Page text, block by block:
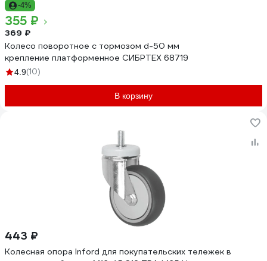
-4%
355 ₽
369 ₽
Колесо поворотное с тормозом d-50 мм
крепление платформенное СИБРТЕХ 68719
4.9(10)
В корзину
443 ₽
Колесная опора Inford для покупательских тележек в